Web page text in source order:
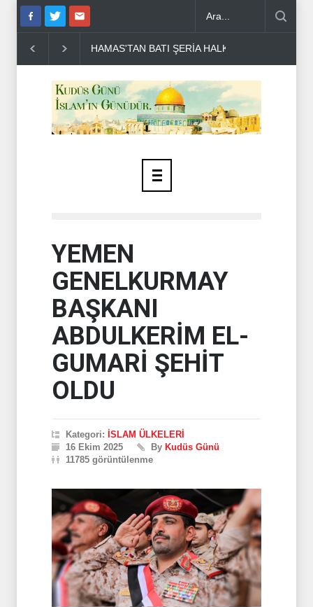
DR BİLAL LAKKİS: LÜBNAN'IN BAĞIMSIZ
YEMEN
GENELKURMAY
BAŞKANI
ABDULKERİM EL-
GUMARİ ŞEHİT
OLDU
Kategori: İSLAM ÜLKELERİ
16 Ekim 2025
By Kudüs Günü
11785 görüntülenme